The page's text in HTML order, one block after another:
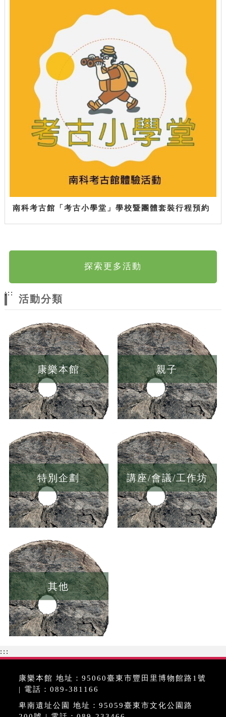
南科考古館「考古小學堂」學校暨團體套裝行程預約
探索更多活動
:::
活動分類
康樂本館 親子
特別企劃 講座/會議/工作坊
其他
:::
康樂本館 地址：95060臺東市豐田里博物館路1號
| 電話：089-381166
卑南遺址公園 地址：95059臺東市文化公園路